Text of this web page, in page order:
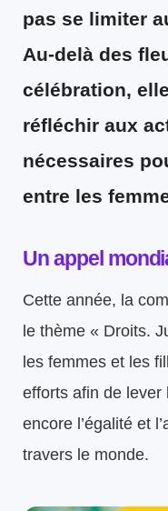
pas se limiter
Au-delà des
célébration,
réfléchir aux
nécessaires
entre les
Un appel
Cette année, la
le thème « Droits.
les femmes et les
efforts afin de lever
encore l’égalité et
travers le monde.